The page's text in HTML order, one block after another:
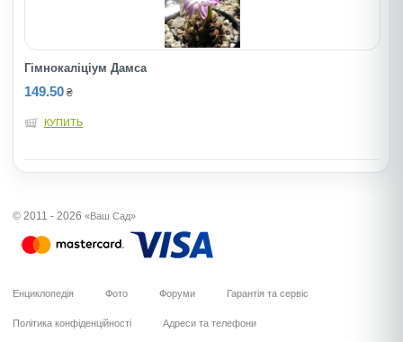
Гімнокаліціум Дамса
149.50 ₴
КУПИТЬ
© 2011 - 2026 «Ваш Сад»
Енциклопедія Фото Форуми Гарантія та сервіс
Політика конфіденційності Адреси та телефони